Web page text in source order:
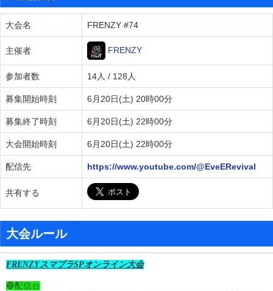
大会名 FRENZY #74
主催者 FRENZY
参加者数 14人 / 128人
募集開始時刻 6月20日(土) 20時00分
募集終了時刻 6月20日(土) 22時00分
大会開始時刻 6月20日(土) 22時00分
配信先 https://www.youtube.com/@EveERevival
共有する
大会ルール
FRENZYスマブラSPオンライン大会
🔵配信台